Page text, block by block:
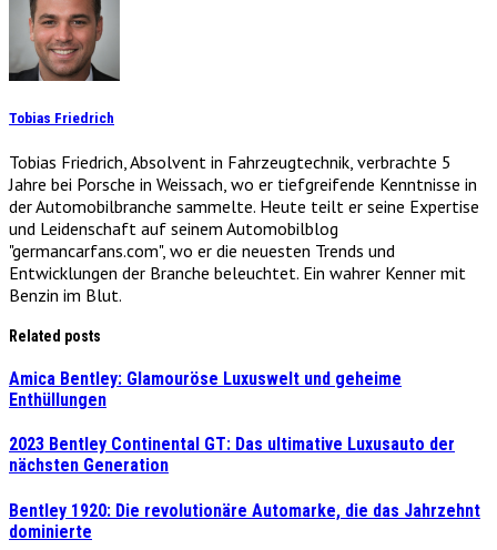
Tobias Friedrich
Tobias Friedrich, Absolvent in Fahrzeugtechnik, verbrachte 5
Jahre bei Porsche in Weissach, wo er tiefgreifende Kenntnisse in
der Automobilbranche sammelte. Heute teilt er seine Expertise
und Leidenschaft auf seinem Automobilblog
"germancarfans.com", wo er die neuesten Trends und
Entwicklungen der Branche beleuchtet. Ein wahrer Kenner mit
Benzin im Blut.
Related posts
Amica Bentley: Glamouröse Luxuswelt und geheime
Enthüllungen
2023 Bentley Continental GT: Das ultimative Luxusauto der
nächsten Generation
Bentley 1920: Die revolutionäre Automarke, die das Jahrzehnt
dominierte